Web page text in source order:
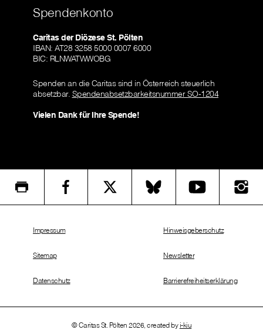
Spendenkonto
Caritas der Diözese St. Pölten
IBAN: AT28 3258 5000 0007 6000
BIC: RLNWATWWOBG
Spenden an die Caritas sind in Österreich steuerlich
absetzbar. Spendenabsetzbarkeitsnummer SO-1204
Vielen Dank für Ihre Spende!
© Caritas St. Pölten 2026, created by i-kiu
Impressum
Sitemap
Datenschutz
Hinweisgeberschutz
Newsletter
Barrierefreiheitserklärung